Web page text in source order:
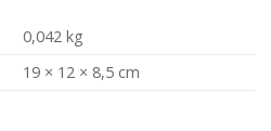
0,042 kg
19 × 12 × 8,5 cm